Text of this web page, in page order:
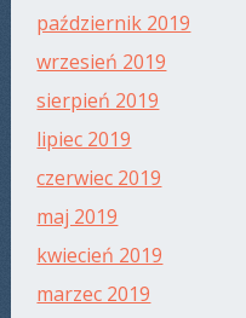
październik 2019
wrzesień 2019
sierpień 2019
lipiec 2019
czerwiec 2019
maj 2019
kwiecień 2019
marzec 2019